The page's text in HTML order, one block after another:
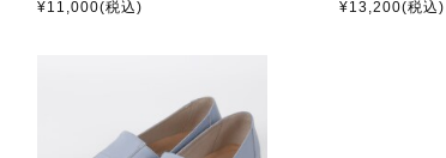
¥11,000(税込)
¥13,200(税込)